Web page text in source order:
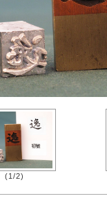
(1/2)